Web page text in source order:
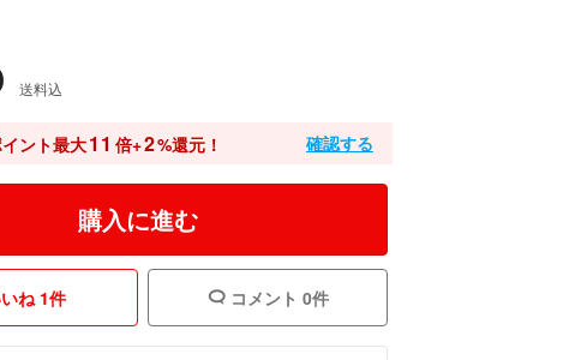
送料込
ント最大11 倍+2%還元！ 確認する
購入に進む
ね 1件 コメント 0件